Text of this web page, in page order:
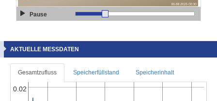
Pause
AKTUELLE MESSDATEN
Gesamtzufluss Speicherfüllstand Speicherinhalt
0.02